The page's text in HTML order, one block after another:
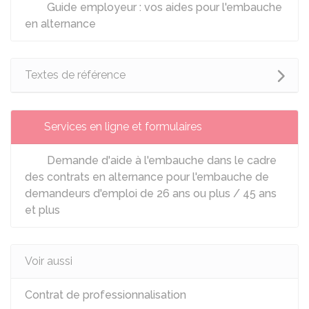
Guide employeur : vos aides pour l'embauche
en alternance
Textes de référence
Services en ligne et formulaires
Demande d'aide à l'embauche dans le cadre
des contrats en alternance pour l'embauche de
demandeurs d'emploi de 26 ans ou plus / 45 ans
et plus
Voir aussi
Contrat de professionnalisation